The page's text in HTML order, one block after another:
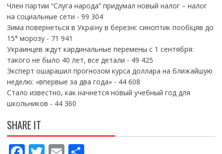
Член партии “Слуга народа” придумал новый налог – налог
на социальные сети - 99 304
Зима повернеться в Україну в березні: синоптик пообіцяв до
15° морозу- 71 941
Украинцев ждут кардинальные перемены с 1 сентября:
такого не было 40 лет, все детали - 49 425
Эксперт ошарашил прогнозом курса доллара на ближайшую
неделю: «впервые за два года»- 44 608
Стало известно, как начнется новый учебный год для
школьников - 44 360
SHARE IT